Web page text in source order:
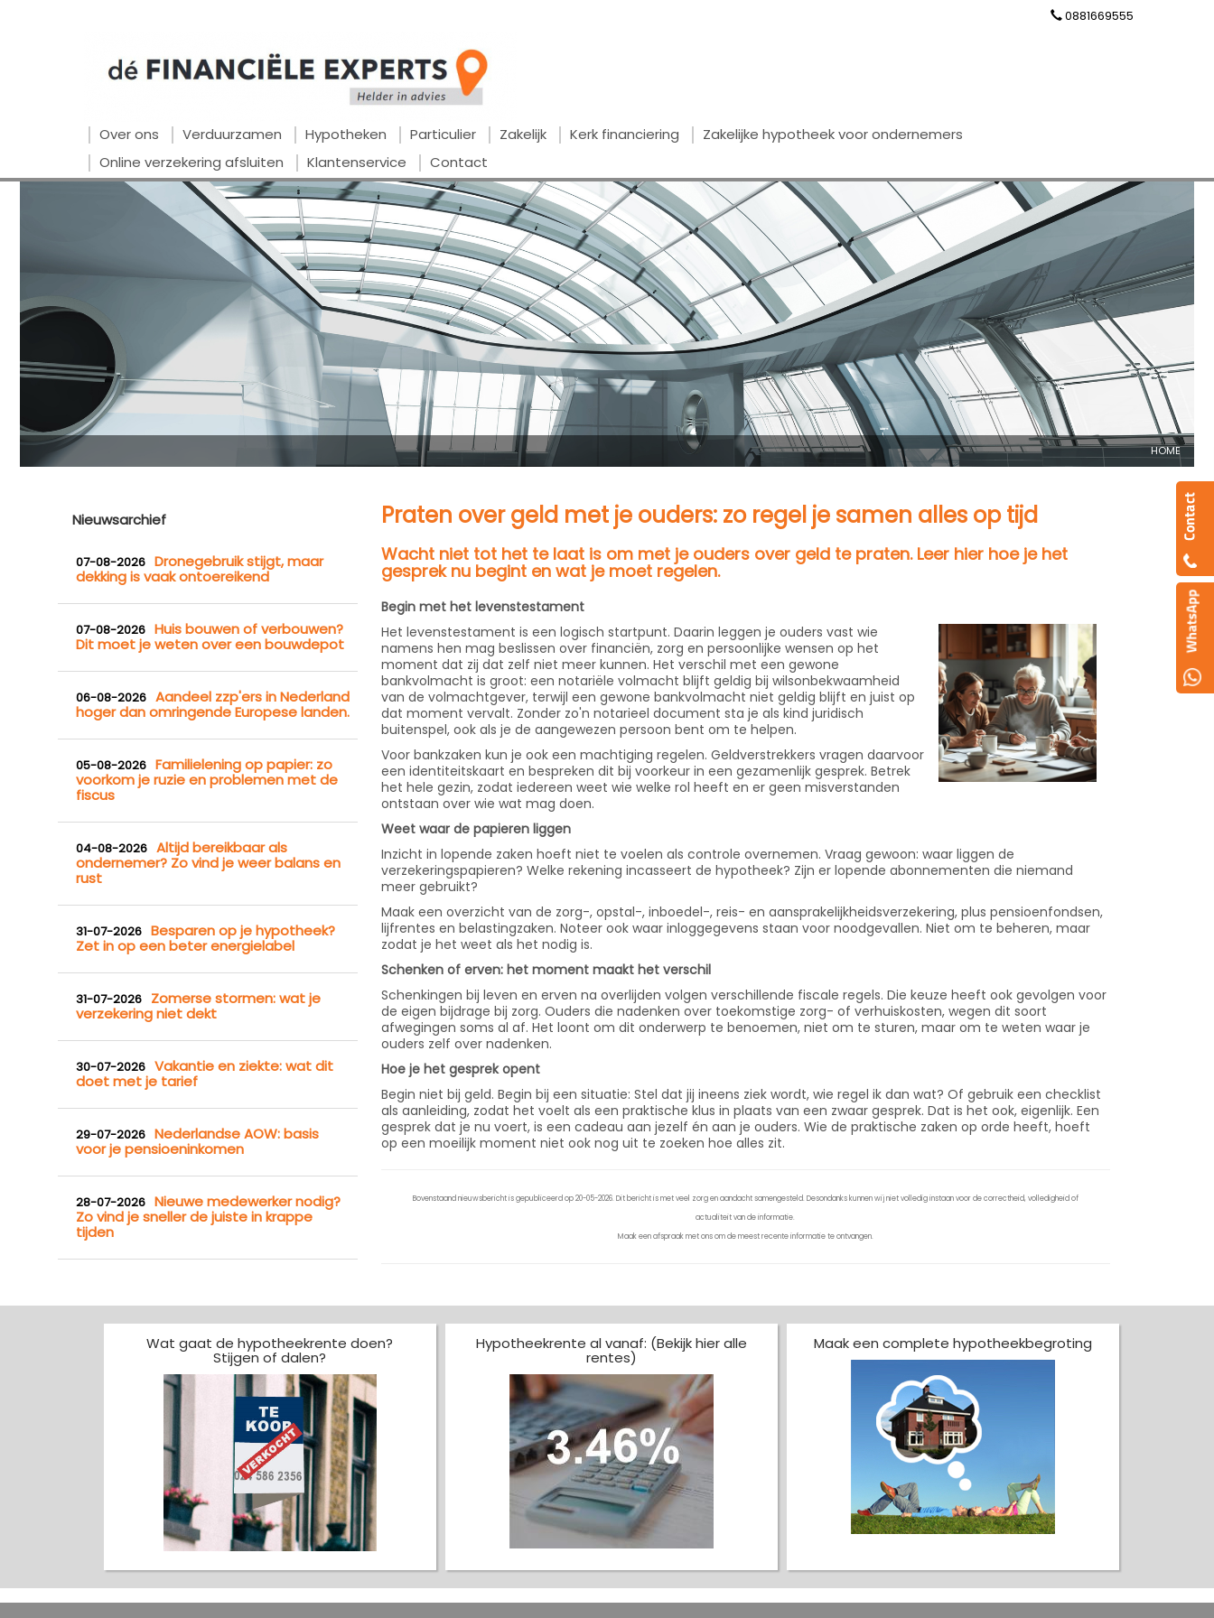
0881669555
Over ons Verduurzamen Hypotheken Particulier Zakelijk Kerk financiering
Zakelijke hypotheek voor ondernemers
Online verzekering afsluiten
Klantenservice Contact
HOME
Nieuwsarchief
07-08-2026 Dronegebruik stijgt, maar
dekking is vaak ontoereikend
07-08-2026 Huis bouwen of verbouwen?
Dit moet je weten over een bouwdepot
06-08-2026 Aandeel zzp'ers in Nederland
hoger dan omringende Europese landen.
05-08-2026 Familielening op papier: zo
voorkom je ruzie en problemen met de
fiscus
04-08-2026 Altijd bereikbaar als
ondernemer? Zo vind je weer balans en
rust
31-07-2026 Besparen op je hypotheek?
Zet in op een beter energielabel
31-07-2026
Zomerse stormen: wat je
verzekering niet dekt
30-07-2026 Vakantie en ziekte: wat dit
doet met je tarief
29-07-2026 Nederlandse AOW: basis
voor je pensioeninkomen
28-07-2026 Nieuwe medewerker nodig?
Zo vind je sneller de juiste in krappe
tijden
Praten over geld met je ouders: zo regel je samen alles op tijd
Wacht niet tot het te laat is om met je ouders over geld te praten. Leer hier hoe je het
gesprek nu begint en wat je moet regelen.
Begin met het levenstestament
Het levenstestament is een logisch startpunt. Daarin leggen je ouders vast wie
namens hen mag beslissen over financiën, zorg en persoonlijke wensen op het
moment dat zij dat zelf niet meer kunnen. Het verschil met een gewone
bankvolmacht is groot: een notariële volmacht blijft geldig bij wilsonbekwaamheid
van de volmachtgever, terwijl een gewone bankvolmacht niet geldig blijft en juist op
dat moment vervalt. Zonder zo'n notarieel document sta je als kind juridisch
buitenspel, ook als je de aangewezen persoon bent om te helpen.
Voor bankzaken kun je ook een machtiging regelen. Geldverstrekkers vragen daarvoor
een identiteitskaart en bespreken dit bij voorkeur in een gezamenlijk gesprek. Betrek
het hele gezin, zodat iedereen weet wie welke rol heeft en er geen misverstanden
ontstaan over wie wat mag doen.
Weet waar de papieren liggen
Inzicht in lopende zaken hoeft niet te voelen als controle overnemen. Vraag gewoon: waar liggen de
verzekeringspapieren? Welke rekening incasseert de hypotheek? Zijn er lopende abonnementen die niemand
meer gebruikt?
Maak een overzicht van de zorg-, opstal-, inboedel-, reis- en aansprakelijkheidsverzekering, plus pensioenfondsen,
lijfrentes en belastingzaken. Noteer ook waar inloggegevens staan voor noodgevallen. Niet om te beheren, maar
zodat je het weet als het nodig is.
Schenken of erven: het moment maakt het verschil
Schenkingen bij leven en erven na overlijden volgen verschillende fiscale regels. Die keuze heeft ook gevolgen voor
de eigen bijdrage bij zorg. Ouders die nadenken over toekomstige zorg- of verhuiskosten, wegen dit soort
afwegingen soms al af. Het loont om dit onderwerp te benoemen, niet om te sturen, maar om te weten waar je
ouders zelf over nadenken.
Hoe je het gesprek opent
Begin niet bij geld. Begin bij een situatie: Stel dat jij ineens ziek wordt, wie regel ik dan wat? Of gebruik een checklist
als aanleiding, zodat het voelt als een praktische klus in plaats van een zwaar gesprek. Dat is het ook, eigenlijk. Een
gesprek dat je nu voert, is een cadeau aan jezelf én aan je ouders. Wie de praktische zaken op orde heeft, hoeft
op een moeilijk moment niet ook nog uit te zoeken hoe alles zit.
Bovenstaand nieuwsbericht is gepubliceerd op 20-05-2026. Dit bericht is met veel zorg en aandacht samengesteld. Desondanks kunnen wij niet volledig instaan voor de correctheid, volledigheid of
actualiteit van de informatie.
Maak een afspraak met ons om de meest recente informatie te ontvangen.
Wat gaat de hypotheekrente doen?
Stijgen of dalen?
Hypotheekrente al vanaf: (Bekijk hier alle
rentes)
Maak een complete hypotheekbegroting